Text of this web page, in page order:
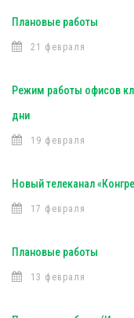
Плановые работы
21 февраля
Режим работы офисов
дни
19 февраля
Новый телеканал
17 февраля
Плановые работы
13 февраля